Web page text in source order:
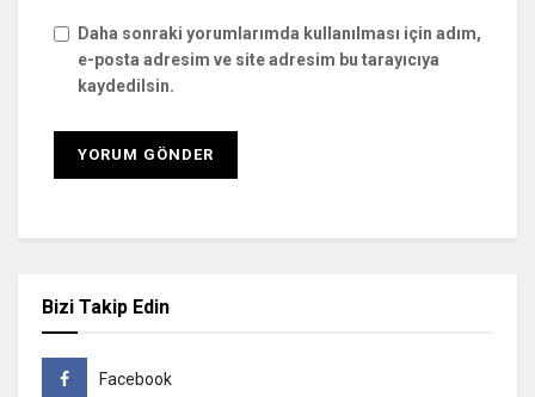
Daha sonraki yorumlarımda kullanılması için adım,
e-posta adresim ve site adresim bu tarayıcıya
kaydedilsin.
Bizi Takip Edin
Facebook